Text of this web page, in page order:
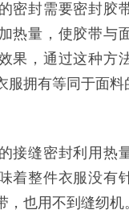
封需要密封胶
热量，使胶带与
果，通过这种方
服拥有等同于面料
缝密封利用热
着整件衣服没有
，也用不到缝纫机